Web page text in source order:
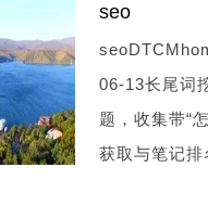
seo
06-13长尾词
题，收集带“
获取与笔记